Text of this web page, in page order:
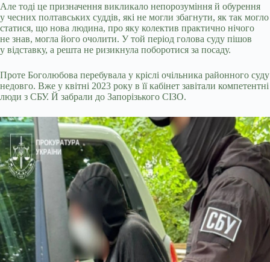
Але тоді це призначення викликало непорозуміння й обурення
у чесних полтавських суддів, які не могли збагнути, як так могло
статися, що нова людина, про яку колектив практично нічого
не знав, могла його очолити. У той період голова суду пішов
у відставку, а решта не ризикнула поборотися за посаду.
Проте Боголюбова перебувала у кріслі очільника районного суду
недовго. Вже у квітні 2023 року в її кабінет завітали компетентні
люди з СБУ. Й забрали до Запорізького СІЗО.